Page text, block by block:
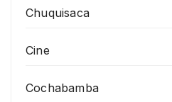
Chuquisaca
Cine
Cochabamba